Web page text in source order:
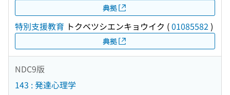
典拠
特別支援教育 トクベツシエンキョウイク (01085582 )
典拠
NDC9版
143 : 発達心理学